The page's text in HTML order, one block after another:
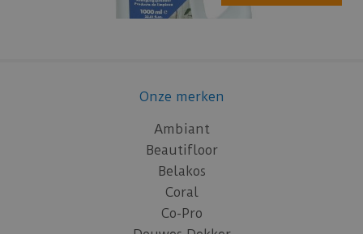
Onze merken
Ambiant
Beautifloor
Belakos
Coral
Co-Pro